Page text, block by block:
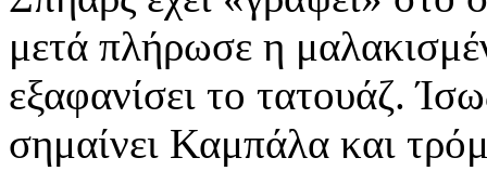
μετά πλήρωσε η
εξαφανίσει το τατουάζ.
σημαίνει Καμπάλα και